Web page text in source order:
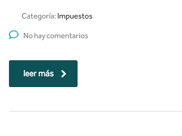
Categoría: Impuestos
No hay comentarios
leer más